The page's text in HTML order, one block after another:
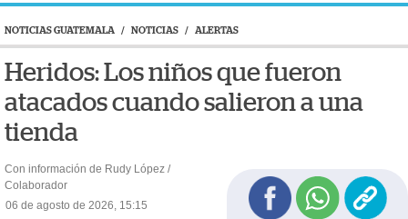
NOTICIAS GUATEMALA / NOTICIAS / ALERTAS
Heridos: Los niños que fueron
atacados cuando salieron a una
tienda
Con información de Rudy López /
Colaborador
06 de agosto de 2026, 15:15